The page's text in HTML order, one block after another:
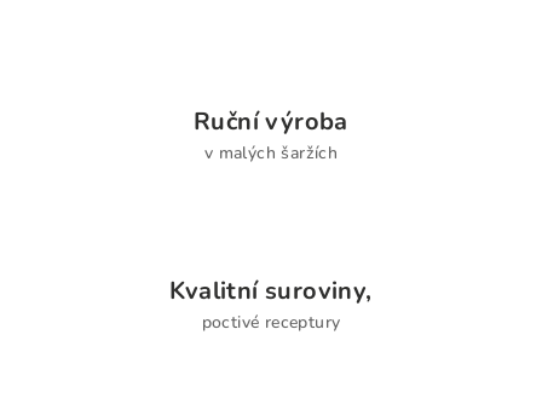
Ruční výroba
v malých šaržích
Kvalitní suroviny,
poctivé receptury